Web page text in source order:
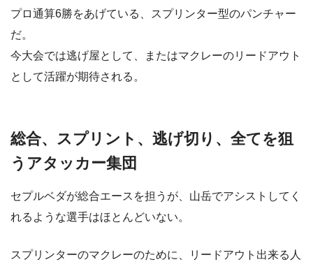
プロ通算6勝をあげている、スプリンター型のパンチャー
だ。
今大会では逃げ屋として、またはマクレーのリードアウト
として活躍が期待される。
総合、スプリント、逃げ切り、全てを狙
うアタッカー集団
セプルベダが総合エースを担うが、山岳でアシストしてく
れるような選手はほとんどいない。
スプリンターのマクレーのために、リードアウト出来る人